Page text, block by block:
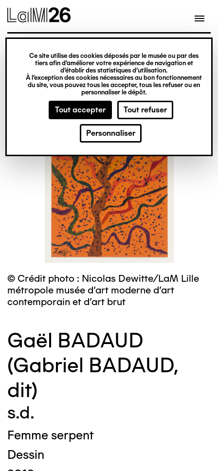
Gestion des cookies
Ce site utilise des cookies déposés par le musée ou par des
tiers afin d’améliorer votre expérience de navigation et
d’établir des statistiques d’utilisation.
À l’exception des cookies nécessaires au bon fonctionnement
du site, vous pouvez tous les accepter, tous les refuser ou en
personnaliser le dépôt.
Tout accepter Tout refuser
Personnaliser
contenu
© Crédit photo : Nicolas Dewitte/LaM Lille
métropole musée d’art moderne d’art
contemporain et d’art brut
Gaël BADAUD
(Gabriel BADAUD,
dit)
s.d.
Femme serpent
Dessin